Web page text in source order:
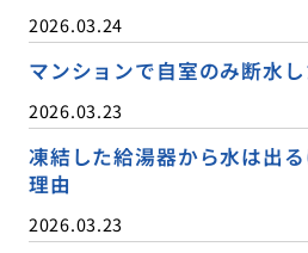
2026.03.24
マンションで自室のみ断水
2026.03.23
凍結した給湯器から水は出
理由
2026.03.23